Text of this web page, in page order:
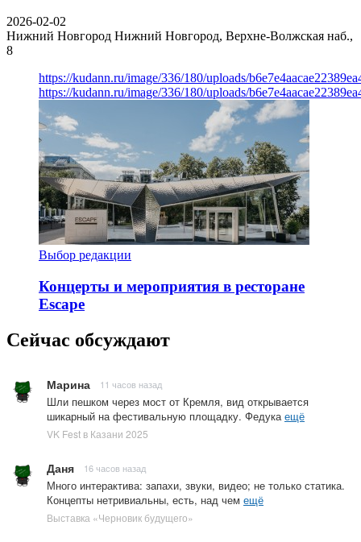
2026-02-02
Нижний Новгород Нижний Новгород, Верхне-Волжская наб.,
8
https://kudann.ru/image/336/180/uploads/
https://kudann.ru/image/336/180/uploads/
Выбор редакции
Концерты и мероприятия в ресторане
Escape
Сейчас обсуждают
Марина 11 часов назад
Шли пешком через мост от Кремля, вид открывается
шикарный на фестивальную площадку. Федукаещё
VK Fest в Казани 2025
Даня 16 часов назад
Много интерактива: запахи, звуки, видео; не только статика.
Концепты нетривиальны, есть, над чем ещё
Выставка «Черновик будущего»